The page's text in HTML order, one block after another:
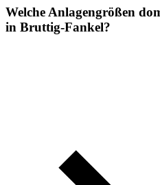
Welche Anlagengrößen
in Bruttig-Fankel?